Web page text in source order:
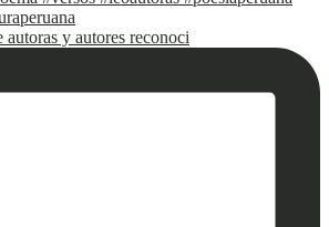
autoras y autores reconoci